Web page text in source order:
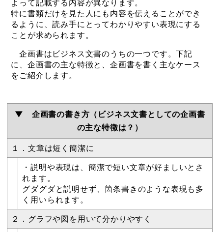
よって記載する内容が異なります。
特に書類だけを見た人にも内容を伝えることができ
るように、読み手にとってわかりやすい表現にする
ことが求められます。
企画書はビジネス文書のうちの一つです。下記
に、企画書の主な特徴と、企画書を書く主なケース
をご紹介します。
▼ 企画書の書き方（ビジネス文書としての企画書
の主な特徴は？）
１．文章は短く簡潔に
・説明や表現は、簡潔で短い文章が好ましいとさ
れます。
グダグダと説明せず、箇条書きのような表現も多
く用いられます。
２．グラフや図を用いて分かりやすく